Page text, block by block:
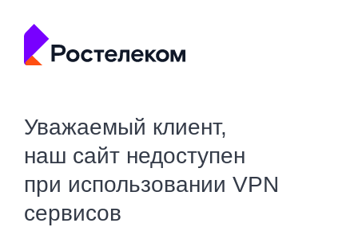
Уважаемый клиент,
наш сайт недоступен
при использовании VPN
сервисов